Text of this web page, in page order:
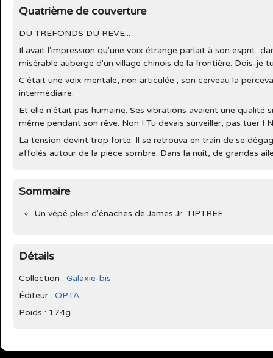
Quatrième de couverture
DU TREFONDS DU REVE...
Il avait l'impression qu'une voix étrange parlait à son esprit,
misérable auberge d'un village chinois de la frontière. Dois-je
C'était une voix mentale, non articulée ; son cerveau la
intermédiaire.
Et elle n'était pas humaine. Ses vibrations avaient une qualité
même pendant son rêve. Non ! Tu devais surveiller, pas tuer !
La tension devint trop forte. Il se retrouva en train de se
affolés autour de la pièce sombre. Dans la nuit, de grandes
Sommaire
Un vépé plein d'énaches de James Jr. TIPTREE
Détails
Collection : Galaxie-bis
Éditeur : OPTA
Poids : 174g